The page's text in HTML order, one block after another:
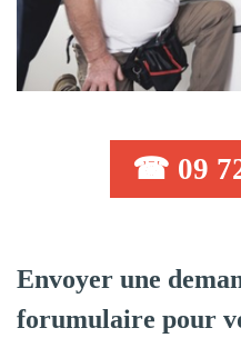
☎ 09
Envoyer une
forumulaire pour